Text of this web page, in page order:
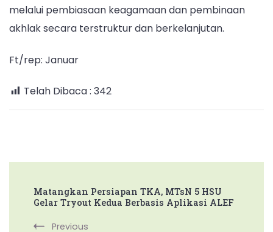
melalui pembiasaan keagamaan dan pembinaan
akhlak secara terstruktur dan berkelanjutan.
Ft/rep: Januar
Telah Dibaca : 342
Navigation
Matangkan Persiapan TKA, MTsN 5 HSU
Gelar Tryout Kedua Berbasis Aplikasi ALEF
Previous